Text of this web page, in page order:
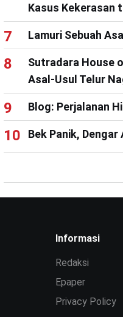
Kasus Kekerasan
Lamuri Sebuah
Sutradara House
Asal-Usul Telur
Blog: Perjalanan
Bek Panik, Dengar
Informasi
Redaksi
Epaper
Privacy Policy